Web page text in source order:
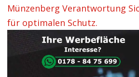
Münzenberg Verantwortung
für optimalen Schutz.